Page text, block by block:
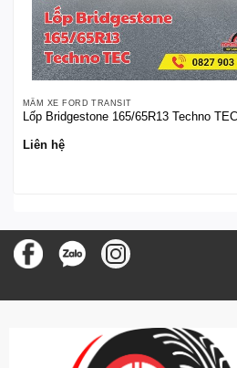
MÂM XE FORD TRANSIT
Lốp Bridgestone 165/65R13 Techno TEC
Liên hệ